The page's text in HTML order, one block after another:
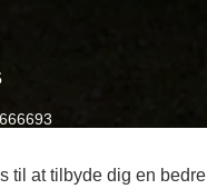
til at tilbyde dig en bedre